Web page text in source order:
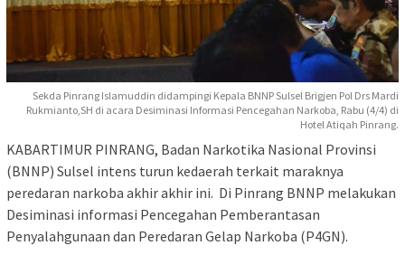
Sekda Pinrang Islamuddin didampingi Kepala BNNP Sulsel Brigjen Pol Drs Mardi
Rukmianto,SH di acara Desiminasi Informasi Pencegahan Narkoba, Rabu (4/4) di
Hotel Atiqah Pinrang.
KABARTIMUR PINRANG, Badan Narkotika Nasional Provinsi
(BNNP) Sulsel intens turun kedaerah terkait maraknya
peredaran narkoba akhir akhir ini. Di Pinrang BNNP melakukan
Desiminasi informasi Pencegahan Pemberantasan
Penyalahgunaan dan Peredaran Gelap Narkoba (P4GN).